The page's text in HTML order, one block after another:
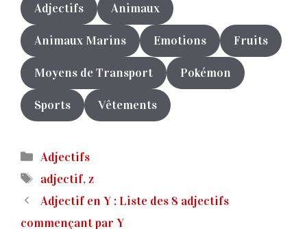
Adjectifs Animaux
Animaux Marins Emotions Fruits
Moyens de Transport Pokémon
Sports Vêtements
Catégories
Adjectifs
Étiquettes
adjectif,z
Adjectif en Y : Liste des 8 adjectifs
commençant par Y